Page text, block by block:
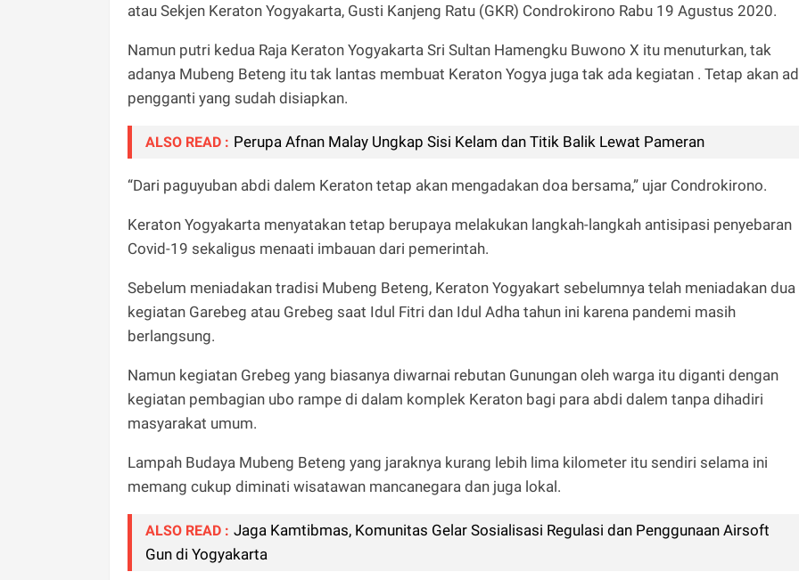
atau Sekjen Keraton Yogyakarta, Gusti Kanjeng Ratu (GKR) Condrokirono Rabu 19 Agustus 2020.
Namun putri kedua Raja Keraton Yogyakarta Sri Sultan Hamengku Buwono X itu menuturkan, tak
adanya Mubeng Beteng itu tak lantas membuat Keraton Yogya juga tak ada kegiatan . Tetap akan
pengganti yang sudah disiapkan.
ALSO READ : Perupa Afnan Malay Ungkap Sisi Kelam dan Titik Balik Lewat Pameran
“Dari paguyuban abdi dalem Keraton tetap akan mengadakan doa bersama,” ujar Condrokirono.
Keraton Yogyakarta menyatakan tetap berupaya melakukan langkah-langkah antisipasi penyebaran
Covid-19 sekaligus menaati imbauan dari pemerintah.
Sebelum meniadakan tradisi Mubeng Beteng, Keraton Yogyakart sebelumnya telah meniadakan dua
kegiatan Garebeg atau Grebeg saat Idul Fitri dan Idul Adha tahun ini karena pandemi masih
berlangsung.
Namun kegiatan Grebeg yang biasanya diwarnai rebutan Gunungan oleh warga itu diganti dengan
kegiatan pembagian ubo rampe di dalam komplek Keraton bagi para abdi dalem tanpa dihadiri
masyarakat umum.
Lampah Budaya Mubeng Beteng yang jaraknya kurang lebih lima kilometer itu sendiri selama ini
memang cukup diminati wisatawan mancanegara dan juga lokal.
ALSO READ : Jaga Kamtibmas, Komunitas Gelar Sosialisasi Regulasi dan Penggunaan Airsoft
Gun di Yogyakarta